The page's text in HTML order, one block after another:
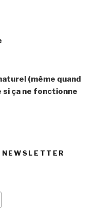
(même quand
ça ne fonctionne